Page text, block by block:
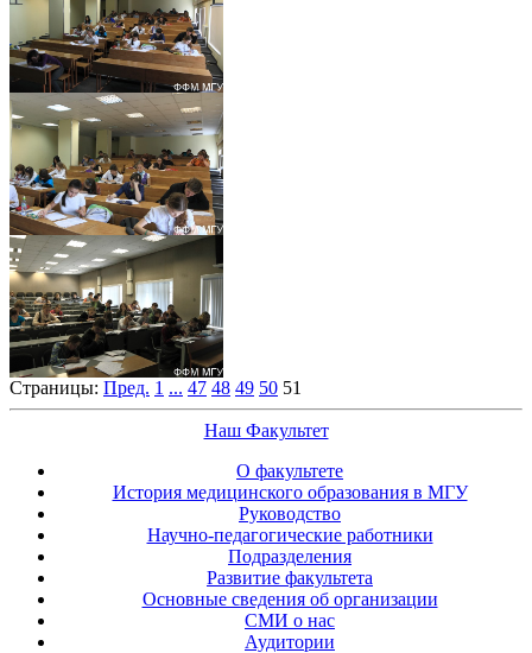
Страницы: Пред. 1 ... 47 48 49 50 51
Наш Факультет
О факультете
История медицинского образования в МГУ
Руководство
Научно-педагогические работники
Подразделения
Развитие факультета
Основные сведения об организации
СМИ о нас
Аудитории